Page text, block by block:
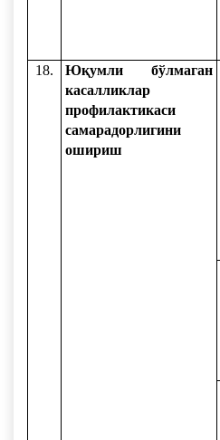
18.
Юқумли бўлмаган
касалликлар
профилактикаси
самарадорлигини
ошириш